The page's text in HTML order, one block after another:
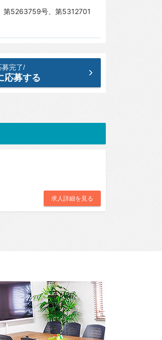
第5263759号、第5312701
完了/
応募する
求人詳細を見る